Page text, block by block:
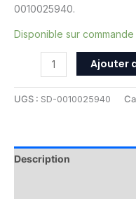
0010025940.
Disponible sur commande
Ajouter
UGS : SD-0010025940
Description